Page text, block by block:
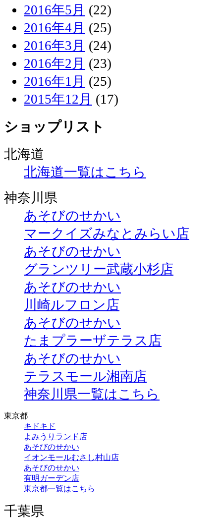
2016年5月 (22)
2016年4月 (25)
2016年3月 (24)
2016年2月 (23)
2016年1月 (25)
2015年12月 (17)
ショップリスト
北海道
北海道一覧はこちら
神奈川県
あそびのせかい
マークイズみなとみらい店
あそびのせかい
グランツリー武蔵小杉店
あそびのせかい
川崎ルフロン店
あそびのせかい
たまプラーザテラス店
あそびのせかい
テラスモール湘南店
神奈川県一覧はこちら
東京都
キドキド
よみうりランド店
あそびのせかい
イオンモールむさし村山店
あそびのせかい
有明ガーデン店
東京都一覧はこちら
千葉県